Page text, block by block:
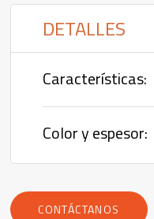
DETALLES
Características:
Color y espesor:
CONTÁCTANOS